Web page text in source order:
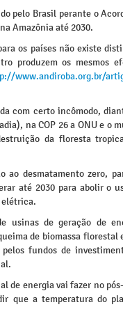
pelo Brasil perante o
na Amazônia até 2030.
os países não existe
produzem os mesmos
www.andiroba.org.br/
com certo incômodo,
na COP 26 a ONU e o
da floresta
ao desmatamento zero,
até 2030 para abolir o
elétrica.
usinas de geração de
de biomassa florestal
fundos de
de energia vai fazer no pós-
que a temperatura do